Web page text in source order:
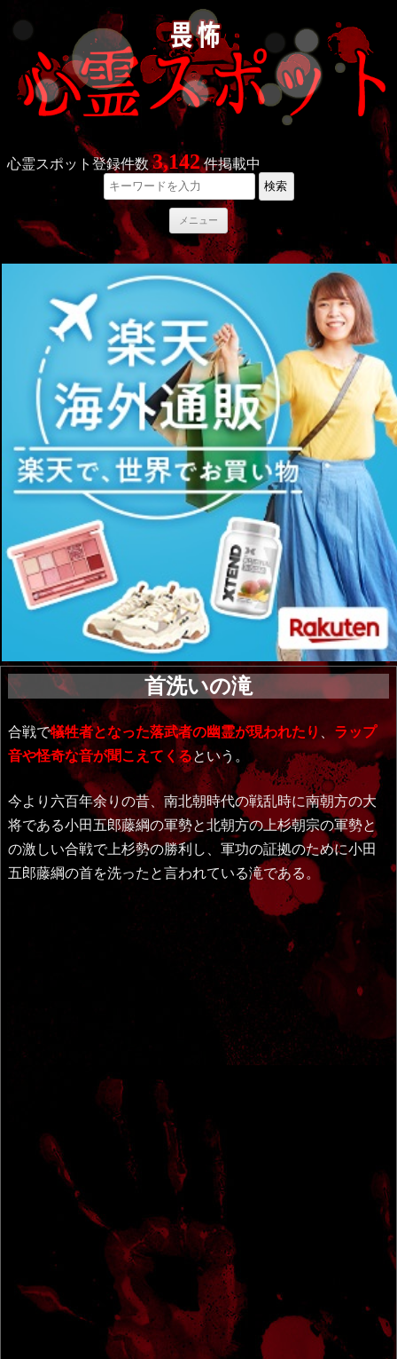
心霊スポット登録件数3,142件掲載中
検索
メニュー
コ
ン
テ
ン
ス
キ
ッ
プ
首洗いの滝
合戦で犠牲者となった落武者の幽霊が現われたり
ラップ
音や怪奇な音が聞こえてくるという。
今より六百年余りの昔、南北朝時代の戦乱時に南朝方の大
将である小田五郎藤綱の軍勢と北朝方の上杉朝宗の軍勢と
の激しい合戦で上杉勢の勝利し、軍功の証拠のために小田
五郎藤綱の首を洗ったと言われている滝である。